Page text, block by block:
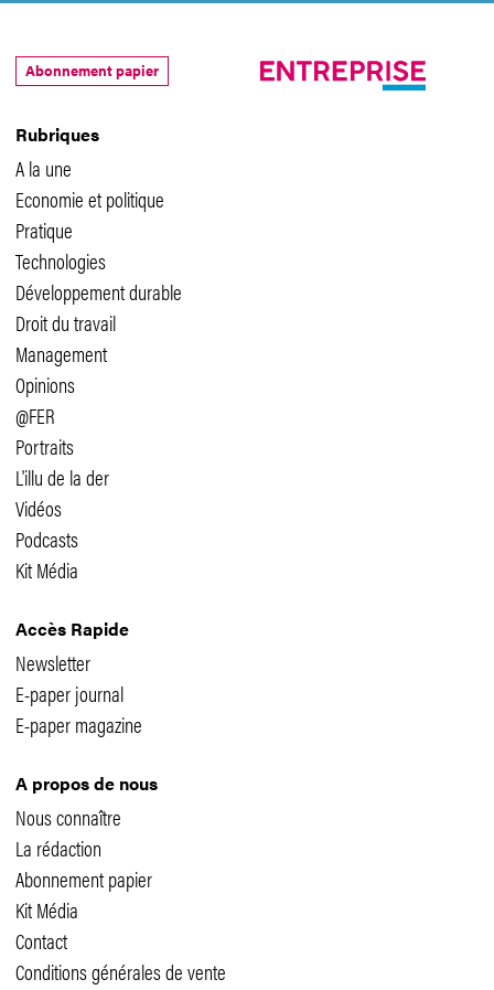
Rubriques
A la une
Economie et politique
Pratique
Technologies
Développement durable
Droit du travail
Management
Opinions
@FER
Portraits
L'illu de la der
Vidéos
Podcasts
Kit Média
Accès Rapide
Newsletter
E-paper journal
E-paper magazine
A propos de nous
Nous connaître
La rédaction
Abonnement papier
Kit Média
Contact
Conditions générales de vente
Abonnement papier